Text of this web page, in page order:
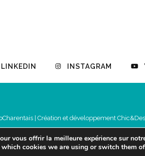
LINKEDIN INSTAGRAM
| Création et développement
vous offrir la meilleure expérience sur
cookies we are using or switch them